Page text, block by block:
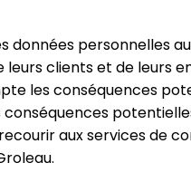
données personnelles
clients et de leurs
les conséquences
aux services de